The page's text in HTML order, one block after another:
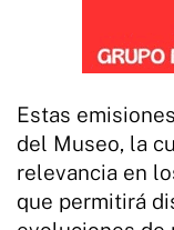
Estas
del Museo, la
relevancia en
que permitirá